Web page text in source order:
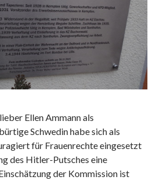
Ellen Ammann als
Schwedin habe sich als
für Frauenrechte eingesetzt
des Hitler-Putsches eine
der Kommission ist